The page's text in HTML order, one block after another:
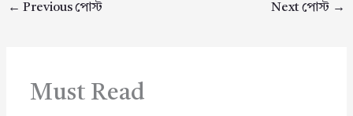
← Previous পোস্ট Next পোস্ট →
Must Read